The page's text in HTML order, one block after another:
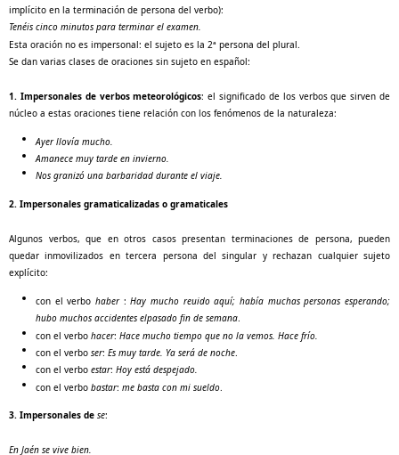
implícito en la terminación de persona del verbo):
Tenéis cinco minutos para terminar el examen.
Esta oración no es impersonal: el sujeto es la 2ª persona del plural.
Se dan varias clases de oraciones sin sujeto en español:
1. Impersonales de verbos meteorológicos: el significado de los verbos que sirven de
núcleo a estas oraciones tiene relación con los fenómenos de la naturaleza:
Ayer llovía mucho.
Amanece muy tarde en invierno.
Nos granizó una barbaridad durante el viaje.
2. Impersonales gramaticalizadas o gramaticales
Algunos verbos, que en otros casos presentan terminaciones de persona, pueden
quedar inmovilizados en tercera persona del singular y rechazan cualquier sujeto
explícito:
con el verbo haber:Hay mucho reuido aquí; había muchas personas esperando;
hubo muchos accidentes elpasado fin de semana.
con el verbo hacer: Hace mucho tiempo que no la vemos. Hace frío.
con el verbo ser: Es muy tarde. Ya será de noche.
con el verbo estar: Hoy está despejado.
con el verbo bastar: me basta con mi sueldo.
3. Impersonales de se:
En Jaén se vive bien.